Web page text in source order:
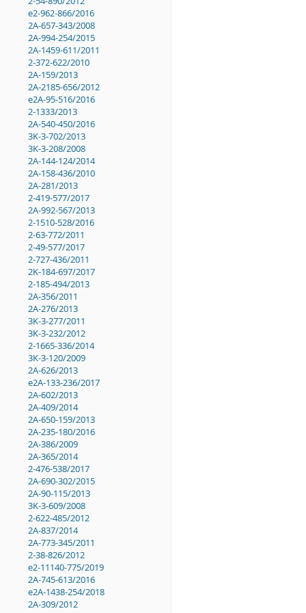
e2-962-866/2016
2A-657-343/2008
2A-994-254/2015
2A-1459-611/2011
2-372-622/2010
2A-159/2013
2A-2185-656/2012
e2A-95-516/2016
2-1333/2013
2A-540-450/2016
3K-3-702/2013
3K-3-208/2008
2A-144-124/2014
2A-158-436/2010
2A-281/2013
2-419-577/2017
2A-992-567/2013
2-1510-528/2016
2-63-772/2011
2-49-577/2017
2-727-436/2011
2K-184-697/2017
2-185-494/2013
2A-356/2011
2A-276/2013
3K-3-277/2011
3K-3-232/2012
2-1665-336/2014
3K-3-120/2009
2A-626/2013
e2A-133-236/2017
2A-602/2013
2A-409/2014
2A-650-159/2013
2A-235-180/2016
2A-386/2009
2A-365/2014
2-476-538/2017
2A-690-302/2015
2A-90-115/2013
3K-3-609/2008
2-622-485/2012
2A-837/2014
2A-773-345/2011
2-38-826/2012
e2-11140-775/2019
2A-745-613/2016
e2A-1438-254/2018
2A-309/2012